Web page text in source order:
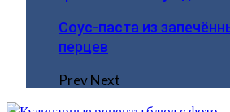
Соус-паста из
перцев
PrevNext